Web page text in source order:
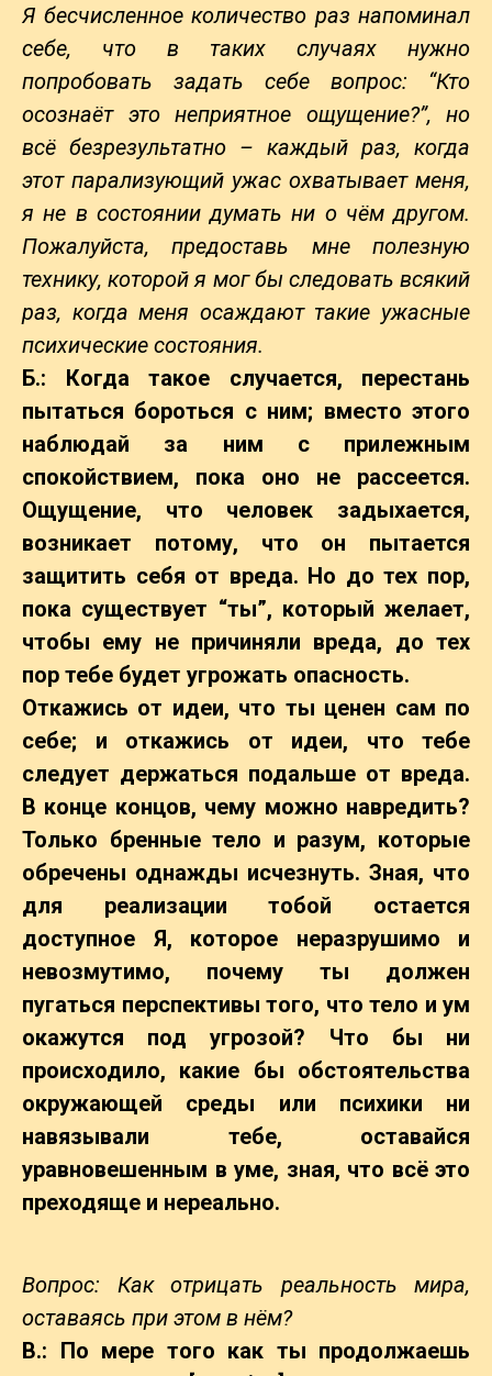
Я бесчисленное количество раз напоминал
себе, что в таких случаях нужно
попробовать задать себе вопрос: “Кто
осознаёт это неприятное ощущение?”, но
всё безрезультатно – каждый раз, когда
этот парализующий ужас охватывает меня,
я не в состоянии думать ни о чём другом.
Пожалуйста, предоставь мне полезную
технику, которой я мог бы следовать всякий
раз, когда меня осаждают такие ужасные
психические состояния.
Б.: Когда такое случается, перестань
пытаться бороться с ним; вместо этого
наблюдай за ним с прилежным
спокойствием, пока оно не рассеется.
Ощущение, что человек задыхается,
возникает потому, что он пытается
защитить себя от вреда. Но до тех пор,
пока существует “ты”, который желает,
чтобы ему не причиняли вреда, до тех
пор тебе будет угрожать опасность.
Откажись от идеи, что ты ценен сам по
себе; и откажись от идеи, что тебе
следует держаться подальше от вреда.
В конце концов, чему можно навредить?
Только бренные тело и разум, которые
обречены однажды исчезнуть. Зная, что
для реализации тобой остается
доступное Я, которое неразрушимо и
невозмутимо, почему ты должен
пугаться перспективы того, что тело и ум
окажутся под угрозой? Что бы ни
происходило, какие бы обстоятельства
окружающей среды или психики ни
навязывали тебе, оставайся
уравновешенным в уме, зная, что всё это
преходяще и нереально.
Вопрос: Как отрицать реальность мира,
оставаясь при этом в нём?
В.: По мере того как ты продолжаешь